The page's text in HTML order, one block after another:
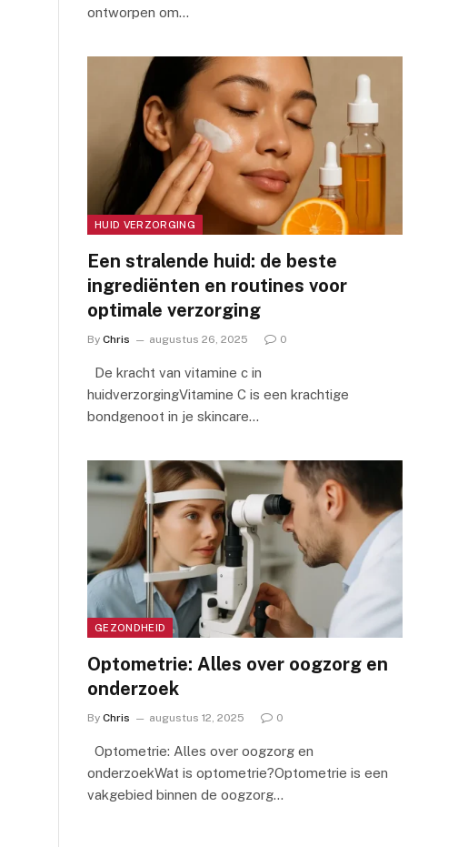
ontworpen om…
HUID VERZORGING
Een stralende huid: de beste
ingrediënten en routines voor
optimale verzorging
By Chris augustus 26, 2025 0
De kracht van vitamine c in
huidverzorgingVitamine C is een krachtige
bondgenoot in je skincare…
GEZONDHEID
Optometrie: Alles over oogzorg en
onderzoek
By Chris augustus 12, 2025 0
Optometrie: Alles over oogzorg en
onderzoekWat is optometrie?Optometrie is een
vakgebied binnen de oogzorg…